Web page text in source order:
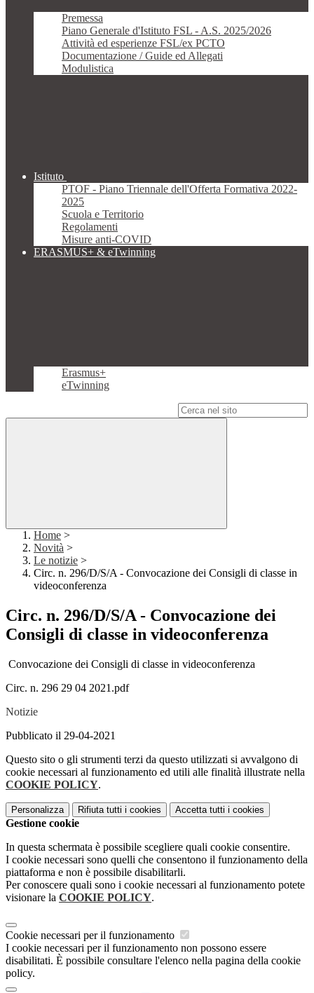
Premessa
Piano Generale d'Istituto FSL - A.S. 2025/2026
Attività ed esperienze FSL/ex PCTO
Documentazione / Guide ed Allegati
Modulistica
Istituto
PTOF - Piano Triennale dell'Offerta Formativa 2022-
2025
Scuola e Territorio
Regolamenti
Misure anti-COVID
ERASMUS+ & eTwinning
Erasmus+
eTwinning
Home >
Novità >
Le notizie >
Circ. n. 296/D/S/A - Convocazione dei Consigli di classe in
videoconferenza
Circ. n. 296/D/S/A - Convocazione dei
Consigli di classe in videoconferenza
Convocazione dei Consigli di classe in videoconferenza
Circ. n. 296 29 04 2021.pdf
Notizie
Pubblicato il 29-04-2021
Questo sito o gli strumenti terzi da questo utilizzati si avvalgono di
cookie necessari al funzionamento ed utili alle finalità illustrate nella
COOKIE POLICY.
Personalizza Rifiuta tutti i cookies Accetta tutti i cookies
Gestione cookie
In questa schermata è possibile scegliere quali cookie consentire.
I cookie necessari sono quelli che consentono il funzionamento della
piattaforma e non è possibile disabilitarli.
Per conoscere quali sono i cookie necessari al funzionamento potete
visionare la COOKIE POLICY.
Cookie necessari per il funzionamento
I cookie necessari per il funzionamento non possono essere
disabilitati. È possibile consultare l'elenco nella pagina della cookie
policy.